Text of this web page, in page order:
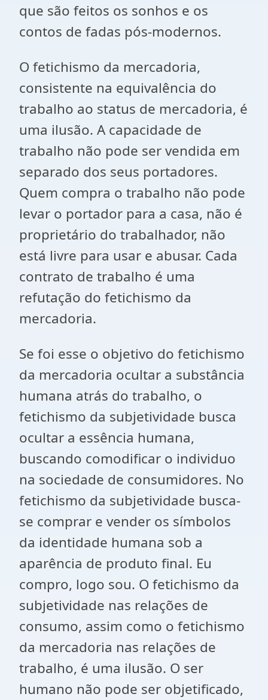
que são feitos os sonhos e os
contos de fadas pós-modernos.
O fetichismo da mercadoria,
consistente na equivalência do
trabalho ao status de mercadoria, é
uma ilusão. A capacidade de
trabalho não pode ser vendida em
separado dos seus portadores.
Quem compra o trabalho não pode
levar o portador para a casa, não é
proprietário do trabalhador, não
está livre para usar e abusar. Cada
contrato de trabalho é uma
refutação do fetichismo da
mercadoria.
Se foi esse o objetivo do fetichismo
da mercadoria ocultar a substância
humana atrás do trabalho, o
fetichismo da subjetividade busca
ocultar a essência humana,
buscando comodificar o individuo
na sociedade de consumidores. No
fetichismo da subjetividade busca-
se comprar e vender os símbolos
da identidade humana sob a
aparência de produto final. Eu
compro, logo sou. O fetichismo da
subjetividade nas relações de
consumo, assim como o fetichismo
da mercadoria nas relações de
trabalho, é uma ilusão. O ser
humano não pode ser objetificado,